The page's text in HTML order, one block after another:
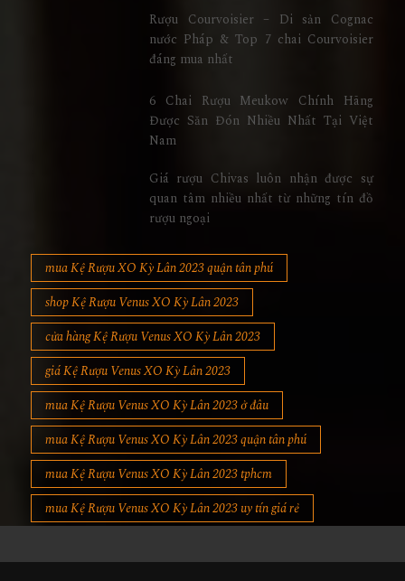
Rượu Courvoisier – Di sản Cognac
nước Pháp & Top 7 chai Courvoisier
đáng mua nhất
6 Chai Rượu Meukow Chính Hãng
Được Săn Đón Nhiều Nhất Tại Việt
Nam
Giá rượu Chivas luôn nhận được sự
quan tâm nhiều nhất từ những tín đồ
rượu ngoại
mua Kệ Rượu XO Kỳ Lân 2023 quận tân phú
shop Kệ Rượu Venus XO Kỳ Lân 2023
cửa hàng Kệ Rượu Venus XO Kỳ Lân 2023
giá Kệ Rượu Venus XO Kỳ Lân 2023
mua Kệ Rượu Venus XO Kỳ Lân 2023 ở đâu
mua Kệ Rượu Venus XO Kỳ Lân 2023 quận tân phú
mua Kệ Rượu Venus XO Kỳ Lân 2023 tphcm
mua Kệ Rượu Venus XO Kỳ Lân 2023 uy tín giá rẻ